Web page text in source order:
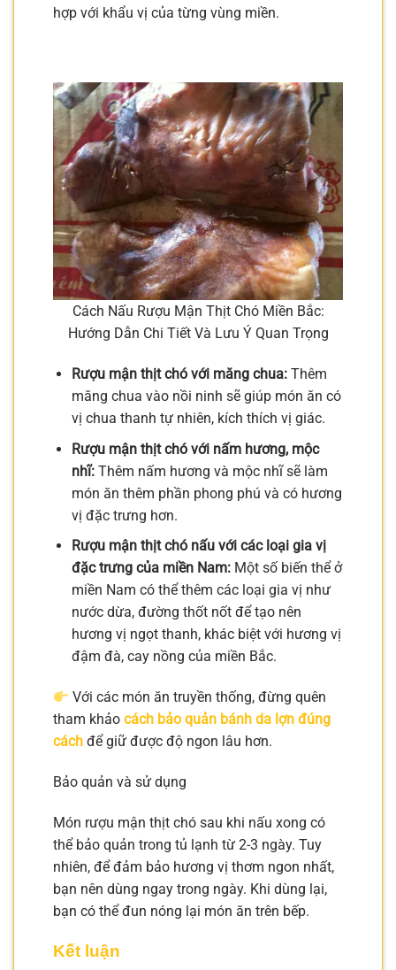
hợp với khẩu vị của từng vùng miền.
Cách Nấu Rượu Mận Thịt Chó Miền Bắc:
Hướng Dẫn Chi Tiết Và Lưu Ý Quan Trọng
Rượu mận thịt chó với măng chua:Thêm
măng chua vào nồi ninh sẽ giúp món ăn có
vị chua thanh tự nhiên, kích thích vị giác.
Rượu mận thịt chó với nấm hương, mộc
nhĩ:Thêm nấm hương và mộc nhĩ sẽ làm
món ăn thêm phần phong phú và có hương
vị đặc trưng hơn.
Rượu mận thịt chó nấu với các loại gia vị
đặc trưng của miền Nam:Một số biến thể ở
miền Nam có thể thêm các loại gia vị như
nước dừa, đường thốt nốt để tạo nên
hương vị ngọt thanh, khác biệt với hương vị
đậm đà, cay nồng của miền Bắc.
Với các món ăn truyền thống, đừng quên
tham khảo cách bảo quản bánh da lợn đúng
cách để giữ được độ ngon lâu hơn.
Bảo quản và sử dụng
Món rượu mận thịt chó sau khi nấu xong có
thể bảo quản trong tủ lạnh từ 2-3 ngày. Tuy
nhiên, để đảm bảo hương vị thơm ngon nhất,
bạn nên dùng ngay trong ngày. Khi dùng lại,
bạn có thể đun nóng lại món ăn trên bếp.
Kết luận